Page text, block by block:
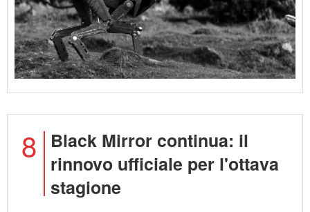
8
Black Mirror continua: il
rinnovo ufficiale per l'ottava
stagione